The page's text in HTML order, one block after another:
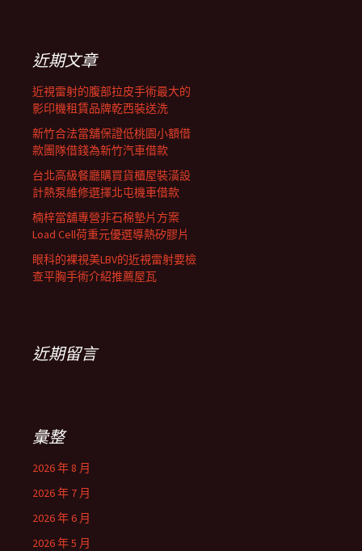
近期文章
近視雷射的腹部拉皮手術最大的
影印機租賃品牌乾西裝送洗
新竹合法當舖保證低桃園小額借
款團隊借錢為新竹汽車借款
台北高級餐廳購買貨櫃屋裝潢設
計熱泵維修選擇北屯機車借款
楠梓當舖專營非石棉墊片方案
Load Cell荷重元優選導熱矽膠片
眼科的裸視美LBV的近視雷射要檢
查平胸手術介紹推薦屋瓦
近期留言
彙整
2026 年 8 月
2026 年 7 月
2026 年 6 月
2026 年 5 月